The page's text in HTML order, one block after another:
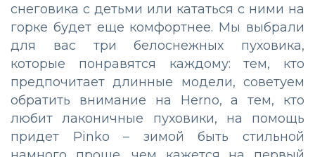
снеговика с детьми или кататься с ними на
горке будет еще комфортнее. Мы выбрали
для вас три белоснежных пуховика,
которые понравятся каждому: тем, кто
предпочитает длинные модели, советуем
обратить внимание на Herno, а тем, кто
любит лаконичные пуховики, на помощь
придет Pinko – зимой быть стильной